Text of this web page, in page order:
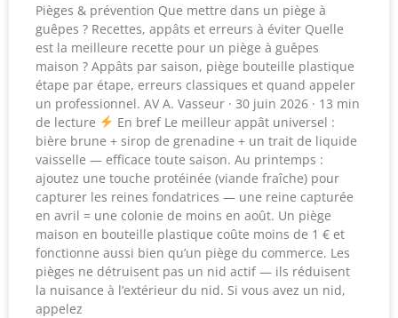
Pièges & prévention Que mettre dans un piège à
guêpes ? Recettes, appâts et erreurs à éviter Quelle
est la meilleure recette pour un piège à guêpes
maison ? Appâts par saison, piège bouteille plastique
étape par étape, erreurs classiques et quand appeler
un professionnel. AV A. Vasseur · 30 juin 2026 · 13 min
de lecture
En bref Le meilleur appât universel :
bière brune + sirop de grenadine + un trait de liquide
vaisselle — efficace toute saison. Au printemps :
ajoutez une touche protéinée (viande fraîche) pour
capturer les reines fondatrices — une reine capturée
en avril = une colonie de moins en août. Un piège
maison en bouteille plastique coûte moins de 1 € et
fonctionne aussi bien qu’un piège du commerce. Les
pièges ne détruisent pas un nid actif — ils réduisent
la nuisance à l’extérieur du nid. Si vous avez un nid,
appelez